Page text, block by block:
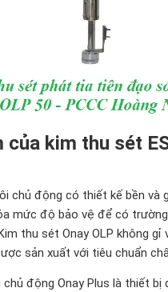
của kim thu sét
chủ động có thiết kế bền và
mức độ bảo vệ để có
thu sét Onay OLP không gỉ
sản xuất với tiêu chuẩn
chủ động Onay Plus là thiết